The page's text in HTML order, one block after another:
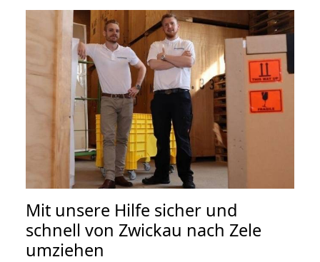
Mit unsere Hilfe sicher und
schnell von Zwickau nach Zele
umziehen